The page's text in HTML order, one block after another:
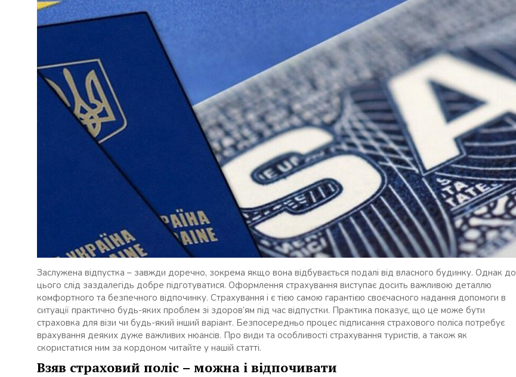
Заслужена відпустка – завжди доречно, зокрема якщо вона відбувається подалі від власного будинку. Однак до
цього слід заздалегідь добре підготуватися. Оформлення страхування виступає досить важливою деталлю
комфортного та безпечного відпочинку. Страхування і є тією самою гарантією своєчасного надання допомоги в
ситуації практично будь-яких проблем зі здоров’ям під час відпустки. Практика показує, що це може бути
страховка для візи чи будь-який інший варіант. Безпосередньо процес підписання страхового поліса потребує
врахування деяких дуже важливих нюансів. Про види та особливості страхування туристів, а також як
скористатися ним за кордоном читайте у нашій статті.
Взяв страховий поліс – можна і відпочивати